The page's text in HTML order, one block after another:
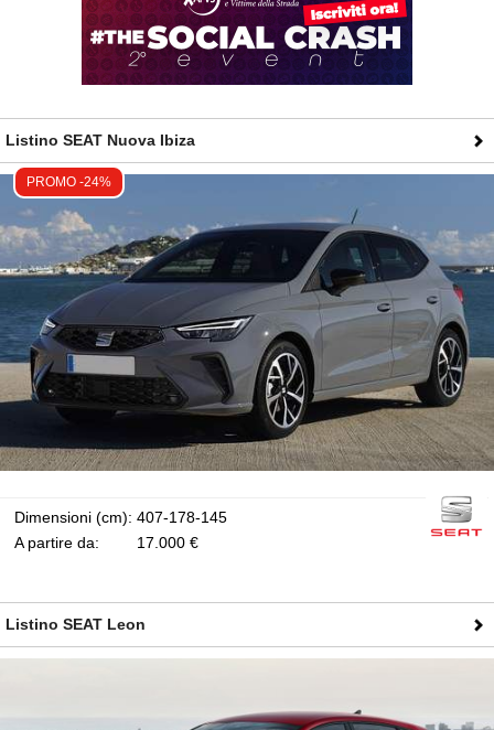
Listino SEAT Nuova Ibiza
PROMO -24%
Dimensioni (cm): 407-178-145
A partire da:
17.000 €
Listino SEAT Leon